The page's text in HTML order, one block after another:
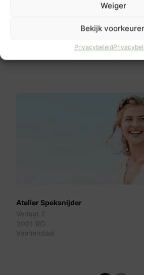
Weiger
Bekijk
Privacybeleid
Atelier Speksnijder
Verlaat 2
3901 RG
Veenendaal